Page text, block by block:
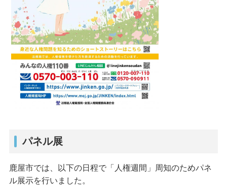
パネル展
鹿屋市では、以下の日程で「人権週間」周知のためパネ
ル展示を行いました。